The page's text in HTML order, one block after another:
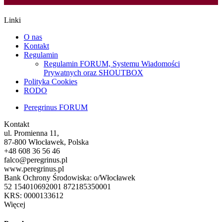
Linki
O nas
Kontakt
Regulamin
Regulamin FORUM, Systemu Wiadomości
Prywatnych oraz SHOUTBOX
Polityka Cookies
RODO
Peregrinus FORUM
Kontakt
ul. Promienna 11,
87-800 Włocławek, Polska
+48 608 36 56 46
falco@peregrinus.pl
www.peregrinus.pl
Bank Ochrony Środowiska: o/Włocławek
52 154010692001 872185350001
KRS: 0000133612
Więcej